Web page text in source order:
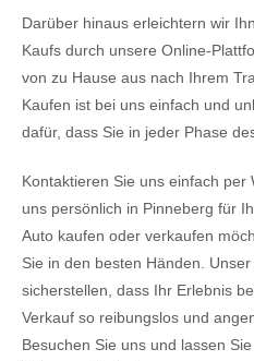
Darüber hinaus erleichtern wir
Kaufs durch unsere Online-
von zu Hause aus nach Ihrem
Kaufen ist bei uns einfach und
dafür, dass Sie in jeder Phase
Kontaktieren Sie uns einfach per
uns persönlich in Pinneberg für
Auto kaufen oder verkaufen
Sie in den besten Händen.
sicherstellen, dass Ihr Erlebnis
Verkauf so reibungslos und
Besuchen Sie uns und lassen